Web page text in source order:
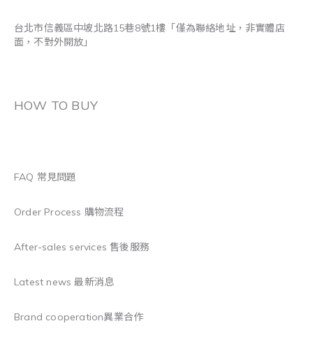
台北市信義區中坡北路15巷8號1樓「僅為聯絡地址，非實體店
面，不對外開放」
HOW TO BUY
FAQ 常見問題
Order Process 購物流程
After-sales services 售後服務
Latest news 最新消息
Brand cooperation異業合作